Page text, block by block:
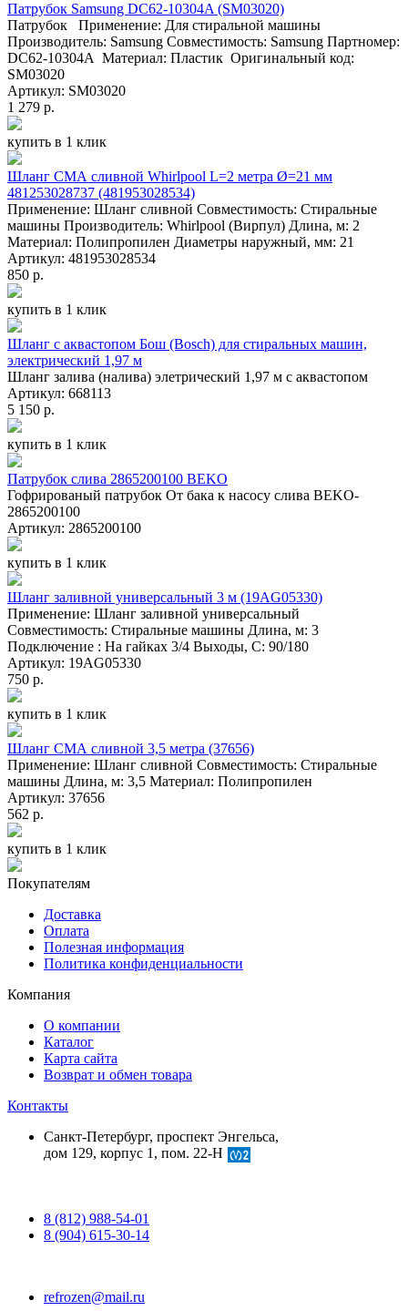
Патрубок Samsung DC62-10304A (SM03020)
Патрубок Применение: Для стиральной машины
Производитель: Samsung Совместимость: Samsung Партномер:
DC62-10304A Материал: Пластик Оригинальный код:
SM03020
Артикул: SM03020
1 279 р.
купить в 1 клик
Шланг СМА сливной Whirlpool L=2 метра Ø=21 мм
481253028737 (481953028534)
Применение: Шланг сливной Совместимость: Стиральные
машины Производитель: Whirlpool (Вирпул) Длина, м: 2
Материал: Полипропилен Диаметры наружный, мм: 21
Артикул: 481953028534
850 р.
купить в 1 клик
Шланг с аквастопом Бош (Bosch) для стиральных машин,
электрический 1,97 м
Шланг залива (налива) элетрический 1,97 м с аквастопом
Артикул: 668113
5 150 р.
купить в 1 клик
Патрубок слива 2865200100 BEKO
Гофрированый патрубок От бака к насосу слива BEKO-
2865200100
Артикул: 2865200100
купить в 1 клик
Шланг заливной универсальный 3 м (19AG05330)
Применение: Шланг заливной универсальный
Совместимость: Стиральные машины Длина, м: 3
Подключение : На гайках 3/4 Выходы, С: 90/180
Артикул: 19AG05330
750 р.
купить в 1 клик
Шланг СМА сливной 3,5 метра (37656)
Применение: Шланг сливной Совместимость: Стиральные
машины Длина, м: 3,5 Материал: Полипропилен
Артикул: 37656
562 р.
купить в 1 клик
Покупателям
Доставка
Оплата
Полезная информация
Политика конфиденциальности
Компания
О компании
Каталог
Карта сайта
Возврат и обмен товара
Контакты
Санкт-Петербург, проспект Энгельса,
дом 129, корпус 1, пом. 22-Н
8 (812) 988-54-01
8 (904) 615-30-14
refrozen@mail.ru